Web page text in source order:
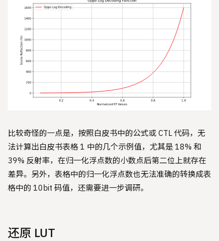
比较奇怪的一点是，按照白皮书中的公式或 CTL 代码，无
法计算出白皮书表格 1 中的几个示例值，尤其是 18% 和
39% 反射率，在归一化浮点数的小数点后第二位上就存在
差异。另外，表格中的归一化浮点数也无法准确的转换成表
格中的 10bit 码值，还需要进一步调研。
还原 LUT